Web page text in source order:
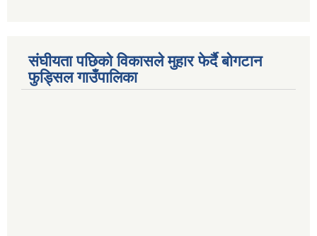
संघीयता पछिको विकासले मुहार फेर्दै बोगटान
फुड्सिल गाउँपालिका